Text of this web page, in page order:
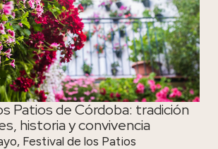
Patios de Córdoba: tradición
historia y convivencia
Festival de los Patios